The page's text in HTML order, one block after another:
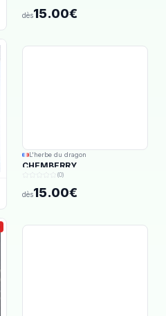
dès15.00€
L'herbe du dragon
CHEMBERRY
(0)
dès15.00€